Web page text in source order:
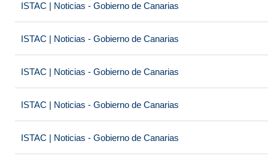
ISTAC | Noticias - Gobierno de Canarias
ISTAC | Noticias - Gobierno de Canarias
ISTAC | Noticias - Gobierno de Canarias
ISTAC | Noticias - Gobierno de Canarias
ISTAC | Noticias - Gobierno de Canarias